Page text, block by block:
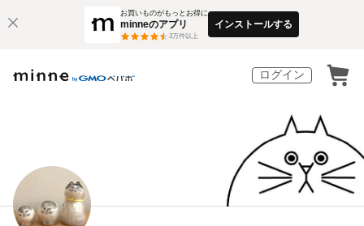
お買いものがもっとお得に
minneのアプリ
3万件以上
インストールする
ログイン